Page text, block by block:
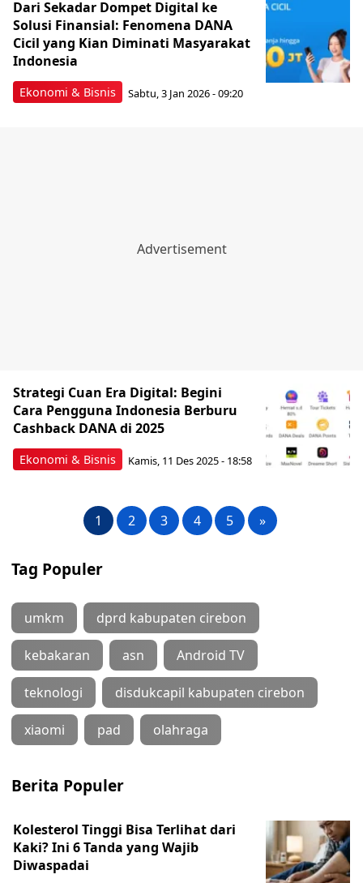
Ekonomi & Bisnis
Dari Sekadar Dompet Digital ke
Solusi Finansial: Fenomena DANA
Cicil yang Kian Diminati Masyarakat
Indonesia
Sabtu, 3 Jan 2026 - 09:20
Ekonomi & Bisnis
Strategi Cuan Era Digital: Begini
Cara Pengguna Indonesia Berburu
Cashback DANA di 2025
Kamis, 11 Des 2025 - 18:58
1 2 3 4 5 »
Tag Populer
umkm dprd kabupaten cirebon
kebakaran asn Android TV
teknologi disdukcapil kabupaten cirebon
xiaomi pad olahraga
Berita Populer
Kolesterol Tinggi Bisa Terlihat dari
Kaki? Ini 6 Tanda yang Wajib
Diwaspadai